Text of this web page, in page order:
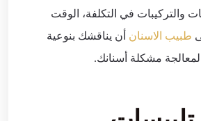
والتركيبات في التكلفة، الوقت
طبيب الاسنان أن يناقشك بنوعية
لمعالجة مشكلة أسنانك.